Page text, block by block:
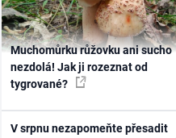
Muchomůrku růžovku ani sucho
nezdolá! Jak ji rozeznat od
tygrované?
V srpnu nezapomeňte přesadit